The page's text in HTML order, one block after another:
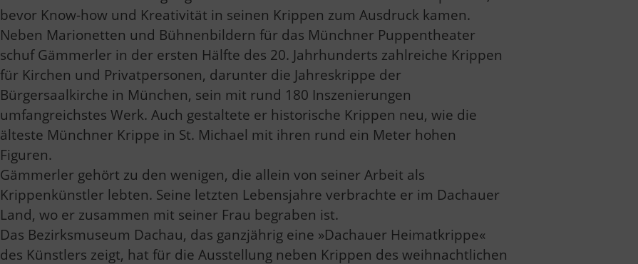
bevor Know-how und Kreativität in seinen Krippen zum Ausdruck kamen.
Neben Marionetten und Bühnenbildern für das Münchner Puppentheater
schuf Gämmerler in der ersten Hälfte des 20. Jahrhunderts zahlreiche Krippen
für Kirchen und Privatpersonen, darunter die Jahreskrippe der
Bürgersaalkirche in München, sein mit rund 180 Inszenierungen
umfangreichstes Werk. Auch gestaltete er historische Krippen neu, wie die
älteste Münchner Krippe in St. Michael mit ihren rund ein Meter hohen
Figuren.
Gämmerler gehört zu den wenigen, die allein von seiner Arbeit als
Krippenkünstler lebten. Seine letzten Lebensjahre verbrachte er im Dachauer
Land, wo er zusammen mit seiner Frau begraben ist.
Das Bezirksmuseum Dachau, das ganzjährig eine »Dachauer Heimatkrippe«
des Künstlers zeigt, hat für die Ausstellung neben Krippen des weihnachtlichen